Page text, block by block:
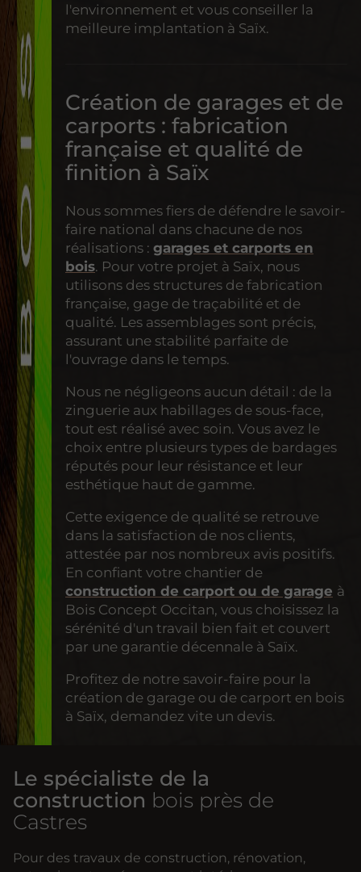
l'environnement et vous conseiller la
meilleure implantation à Saïx.
Création de garages et de
carports : fabrication
française et qualité de
finition à Saïx
Nous sommes fiers de défendre le savoir-
faire national dans chacune de nos
réalisations : garages et carports en
bois. Pour votre projet à Saïx, nous
utilisons des structures de fabrication
française, gage de traçabilité et de
qualité. Les assemblages sont précis,
assurant une stabilité parfaite de
l'ouvrage dans le temps.
Nous ne négligeons aucun détail : de la
zinguerie aux habillages de sous-face,
tout est réalisé avec soin. Vous avez le
choix entre plusieurs types de bardages
réputés pour leur résistance et leur
esthétique haut de gamme.
Cette exigence de qualité se retrouve
dans la satisfaction de nos clients,
attestée par nos nombreux avis positifs.
En confiant votre chantier de
construction de carport ou de garage à
Bois Concept Occitan, vous choisissez la
sérénité d'un travail bien fait et couvert
par une garantie décennale à Saïx.
Profitez de notre savoir-faire pour la
création de garage ou de carport en bois
à Saïx, demandez vite un devis.
Le spécialiste de la
construction bois près de
Castres
Pour des travaux de construction, rénovation,